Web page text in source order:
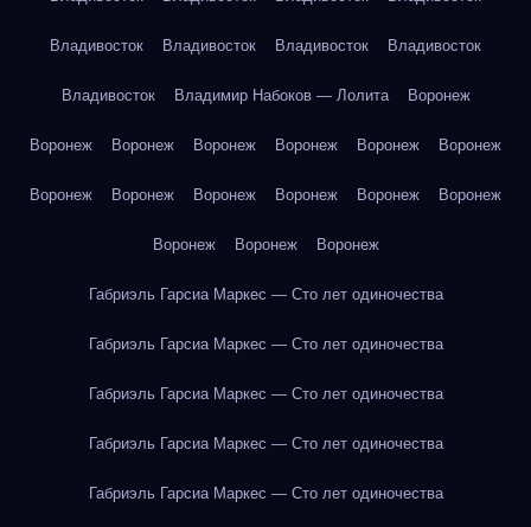
Владивосток Владивосток Владивосток Владивосток
Владивосток Владимир Набоков — Лолита Воронеж
Воронеж Воронеж Воронеж Воронеж Воронеж Воронеж
Воронеж Воронеж Воронеж Воронеж Воронеж Воронеж
Воронеж Воронеж Воронеж
Габриэль Гарсиа Маркес — Сто лет одиночества
Габриэль Гарсиа Маркес — Сто лет одиночества
Габриэль Гарсиа Маркес — Сто лет одиночества
Габриэль Гарсиа Маркес — Сто лет одиночества
Габриэль Гарсиа Маркес — Сто лет одиночества